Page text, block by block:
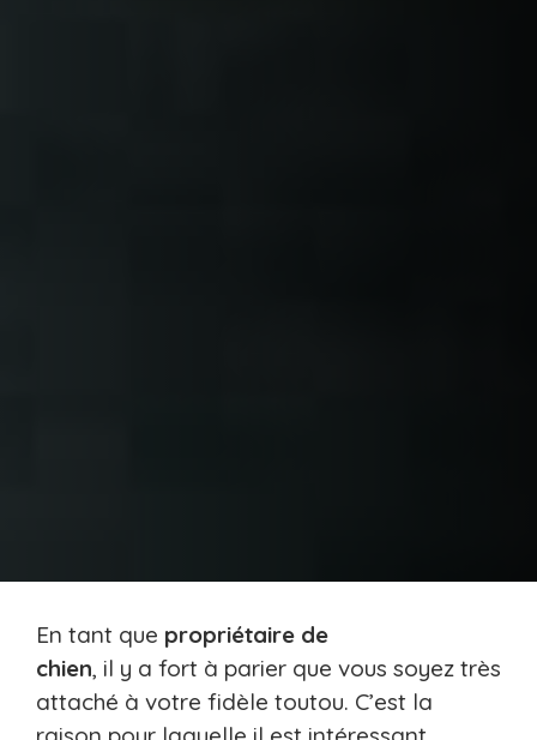
En tant que propriétaire de
chien, il y a fort à parier que vous soyez très
attaché à votre fidèle toutou. C’est la